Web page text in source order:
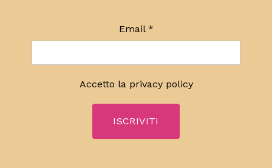
Email *
Accetto la privacy policy